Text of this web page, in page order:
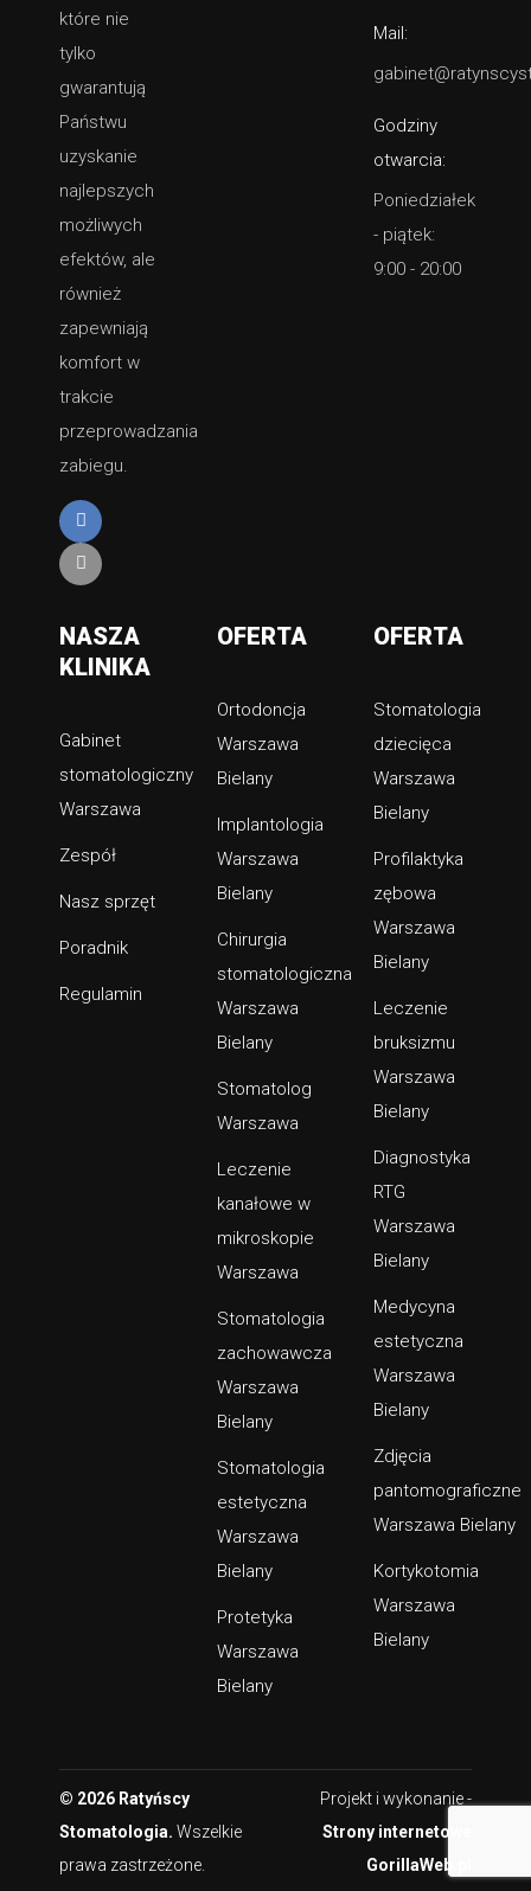
które nie
tylko
gwarantują
Państwu
uzyskanie
najlepszych
możliwych
efektów, ale
również
zapewniają
komfort w
trakcie
przeprowadzania
zabiegu.
Facebook
Mail
Mail:
Godziny
otwarcia:
Poniedziałek
- piątek:
9:00 - 20:00
NASZA
KLINIKA
Gabinet
stomatologiczny
Warszawa
Zespół
Nasz sprzęt
Poradnik
Regulamin
OFERTA
Ortodoncja
Warszawa
Bielany
Implantologia
Warszawa
Bielany
Chirurgia
stomatologiczna
Warszawa
Bielany
Stomatolog
Warszawa
Leczenie
kanałowe w
mikroskopie
Warszawa
Stomatologia
zachowawcza
Warszawa
Bielany
Stomatologia
estetyczna
Warszawa
Bielany
Protetyka
Warszawa
Bielany
OFERTA
Stomatologia
dziecięca
Warszawa
Bielany
Profilaktyka
zębowa
Warszawa
Bielany
Leczenie
bruksizmu
Warszawa
Bielany
Diagnostyka
RTG
Warszawa
Bielany
Medycyna
estetyczna
Warszawa
Bielany
Zdjęcia
pantomograficzne
Warszawa Bielany
Kortykotomia
Warszawa
Bielany
© 2026 Ratyńscy
Stomatologia. Wszelkie
prawa zastrzeżone.
Projekt i wykonanie -
Strony internetowe
GorillaWeb.pl